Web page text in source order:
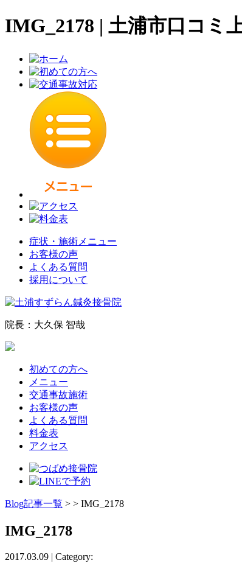
IMG_2178 | 土浦市口コミ
症状・施術メニュー
お客様の声
よくある質問
採用について
院長：大久保 智哉
初めての方へ
メニュー
交通事故施術
お客様の声
よくある質問
料金表
アクセス
Blog記事一覧 > > IMG_2178
IMG_2178
2017.03.09 | Category: